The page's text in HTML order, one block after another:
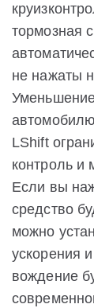
тормозная
не нажаты
LShift
контроль и
Если вы
средство
можно
ускорения
вождение